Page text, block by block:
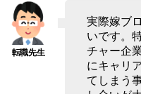
実際嫁ブ
いです。
チャー企
にキャリ
てしまう